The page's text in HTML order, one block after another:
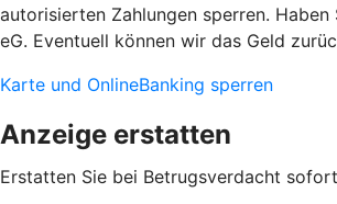
autorisierten Zahlungen sperren.
eG. Eventuell können wir das Geld
Karte und OnlineBanking sperren
Anzeige erstatten
Erstatten Sie bei Betrugsverdacht